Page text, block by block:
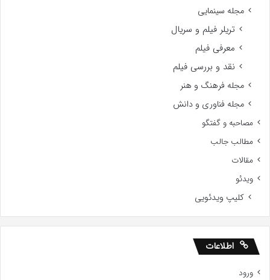
مجله سینمایی
تریلر فیلم و سریال
معرفی فیلم
نقد و بررسی فیلم
مجله فرهنگ و هنر
مجله فناوری و دانش
مصاحبه و گفتگو
مطالب جالب
مقالات
ویدئو
کلیپ ویدئویی
اطلاعات
ورود